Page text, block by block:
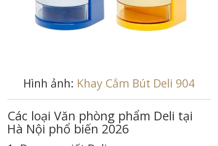
Hình ảnh: Khay Cắm Bút Deli 904
Các loại Văn phòng phẩm Deli tại
Hà Nội phổ biến 2026